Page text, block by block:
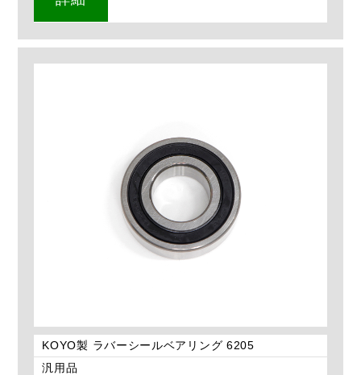
KOYO製 ラバーシールベアリング 6205
汎用品